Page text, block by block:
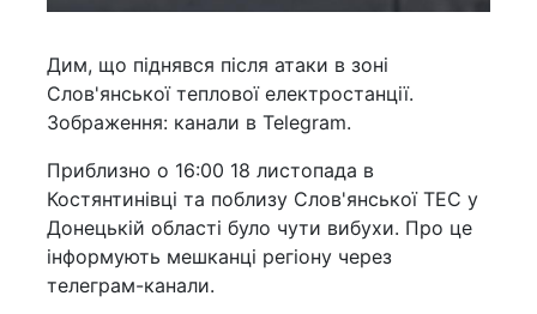
Дим, що піднявся після атаки в зоні
Слов'янської теплової електростанції.
Зображення: канали в Telegram.
Приблизно о 16:00 18 листопада в
Костянтинівці та поблизу Слов'янської ТЕС у
Донецькій області було чути вибухи. Про це
інформують мешканці регіону через
телеграм-канали.